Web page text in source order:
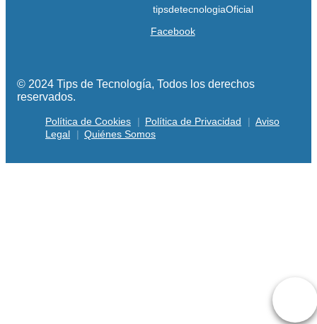
Facebook
© 2024 Tips de Tecnología, Todos los derechos
reservados.
Política de Cookies Política de Privacidad
Aviso
Legal
Quiénes Somos